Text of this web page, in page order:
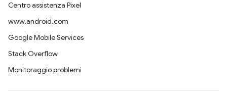
Centro assistenza Pixel
www.android.com
Google Mobile Services
Stack Overflow
Monitoraggio problemi